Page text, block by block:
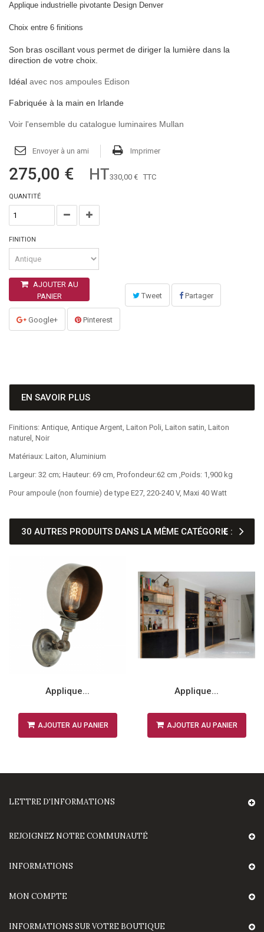
Applique industrielle pivotante Design Denver
Choix entre 6 finitions
Son bras oscillant vous permet de diriger la lumière dans la
direction de votre choix.
Idéal avec nos ampoules Edison
Fabriquée à la main en Irlande
Voir l'ensemble du catalogue luminaires Mullan
Envoyer à un ami Imprimer
275,00 € HT330,00 € TTC
QUANTITÉ
FINITION
AJOUTER AU
PANIER
Tweet Partager
Google+ Pinterest
EN SAVOIR PLUS
Finitions: Antique, Antique Argent, Laiton Poli, Laiton satin, Laiton
naturel, Noir
Matériaux: Laiton, Aluminium
Largeur: 32 cm; Hauteur: 69 cm, Profondeur:62 cm ,Poids: 1,900 kg
Pour ampoule (non fournie) de type E27, 220-240 V, Maxi 40 Watt
30 AUTRES PRODUITS DANS LA MÊME CATÉGORIE :
Applique...
AJOUTER AU PANIER
Applique...
AJOUTER AU PANIER
LETTRE D'INFORMATIONS
REJOIGNEZ NOTRE COMMUNAUTÉ
INFORMATIONS
MON COMPTE
INFORMATIONS SUR VOTRE BOUTIQUE